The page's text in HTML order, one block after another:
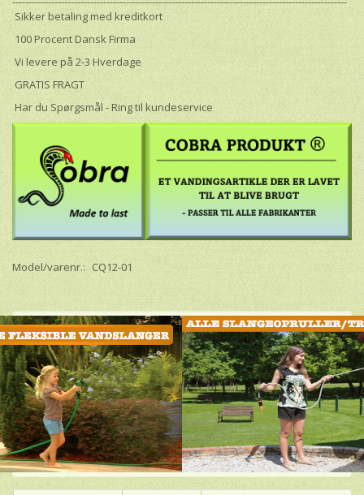
Sikker betaling med kreditkort
100 Procent Dansk Firma
Vi levere på 2-3 Hverdage
GRATIS FRAGT
Har du Spørgsmål - Ring til kundeservice
Model/varenr.: CQ12-01